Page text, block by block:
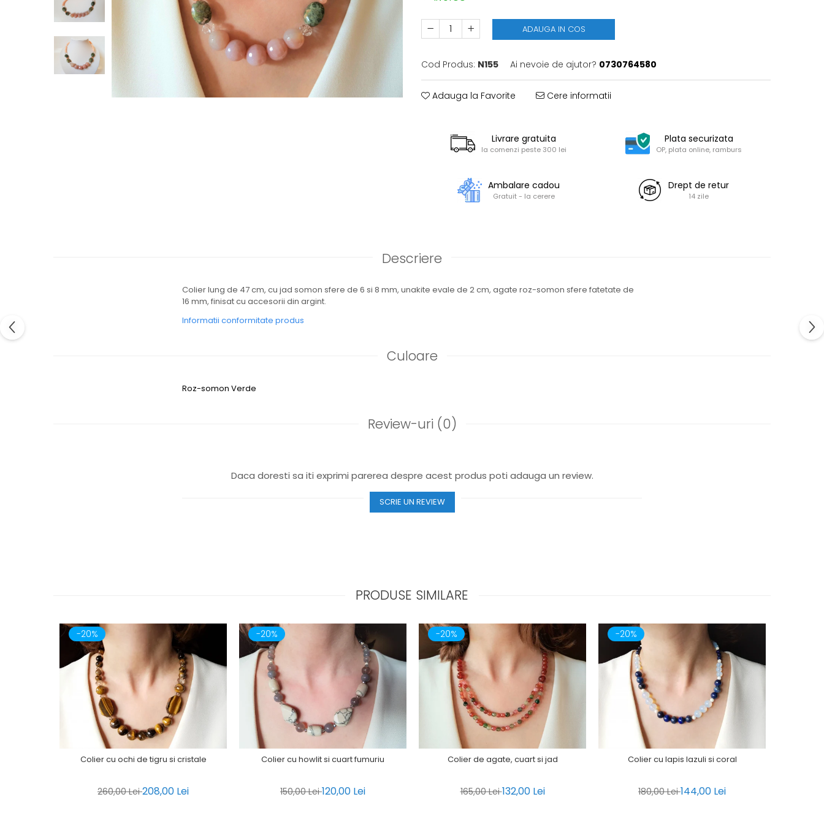
ADAUGA IN COS
Cod Produs: N155 Ai nevoie de ajutor? 0730764580
Adauga la Favorite Cere informatii
Livrare gratuita
la comenzi peste 300 lei
Plata securizata
OP, plata online, ramburs
Ambalare cadou
Gratuit - la cerere
Drept de retur
14 zile
Descriere
Colier lung de 47 cm, cu jad somon sfere de 6 si 8 mm, unakite evale de 2 cm, agate roz-somon sfere fatetate de
16 mm, finisat cu accesorii din argint.
Informatii conformitate produs
Culoare
Roz-somon Verde
Review-uri (0)
Daca doresti sa iti exprimi parerea despre acest produs poti adauga un review.
SCRIE UN REVIEW
PRODUSE SIMILARE
-20%
Colier cu ochi de tigru si cristale
260,00 Lei208,00 Lei
-20%
Colier cu howlit si cuart fumuriu
150,00 Lei120,00 Lei
-20%
Colier de agate, cuart si jad
165,00 Lei132,00 Lei
-20%
Colier cu lapis lazuli si coral
180,00 Lei144,00 Lei